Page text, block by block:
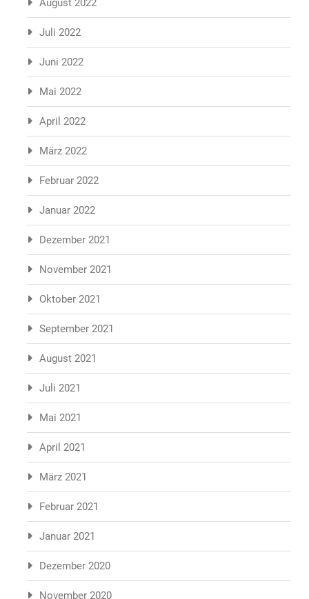
Juli 2022
Juni 2022
Mai 2022
April 2022
März 2022
Februar 2022
Januar 2022
Dezember 2021
November 2021
Oktober 2021
September 2021
August 2021
Juli 2021
Mai 2021
April 2021
März 2021
Februar 2021
Januar 2021
Dezember 2020
November 2020